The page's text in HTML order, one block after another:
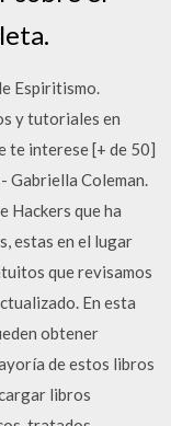
Espiritismo.
y tutoriales en
te interese [+ de 50]
Gabriella Coleman.
Hackers que ha
estas en el lugar
que revisamos
En esta
obtener
de estos libros
libros